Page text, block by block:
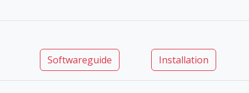
Softwareguide Installation